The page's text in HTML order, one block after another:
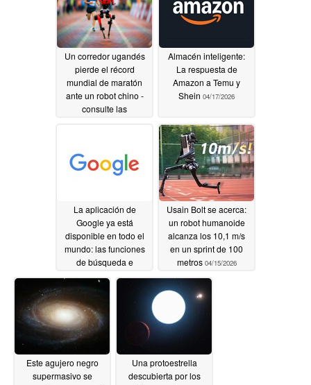
Un corredor ugandés
pierde el récord
mundial de maratón
ante un robot chino -
consulte las
Almacén inteligente:
La respuesta de
Amazon a Temu y
Shein 04/17/2026
La aplicación de
Google ya está
disponible en todo el
mundo: las funciones
de búsqueda e
inteligencia artificial
llegan a los escritorios
de Windows
Usain Bolt se acerca:
un robot humanoide
alcanza los 10,1 m/s
en un sprint de 100
metros 04/15/2026
Este agujero negro
supermasivo se
Una protoestrella
descubierta por los